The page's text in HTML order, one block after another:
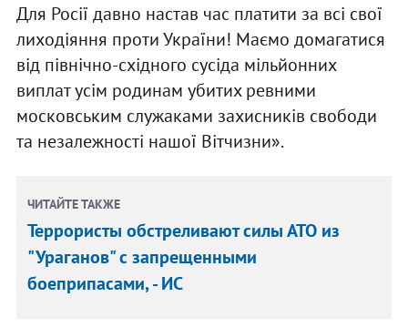
Для Росії давно настав час платити за всі свої
лиходіяння проти України! Маємо домагатися
від північно-східного сусіда мільйонних
виплат усім родинам убитих ревними
московським служаками захисників свободи
та незалежності нашої Вітчизни».
ЧИТАЙТЕ ТАКЖЕ
Террористы обстреливают силы АТО из
"Ураганов" с запрещенными
боеприпасами, - ИС